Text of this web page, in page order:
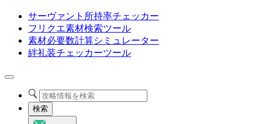
サーヴァント所持率チェッカー
フリクエ素材検索ツール
素材必要数計算シミュレーター
絆礼装チェッカーツール
検索